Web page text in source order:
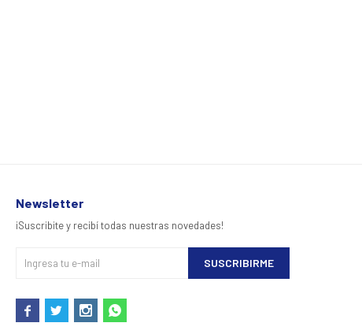
Newsletter
¡Suscribite y recibí todas nuestras novedades!
SUSCRIBIRME
   